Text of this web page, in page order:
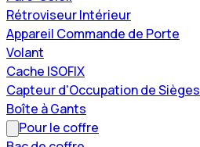
Rétroviseur Intérieur
Appareil Commande de Porte
Volant
Cache ISOFIX
Capteur d'Occupation de Sièges
Boîte à Gants
Pour le coffre